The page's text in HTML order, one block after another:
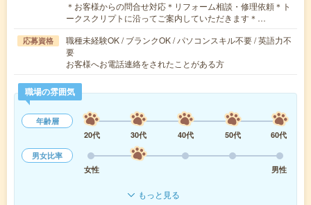
＊お客様からの問合せ対応＊リフォーム相談・修理依頼＊ト
ークスクリプトに沿ってご案内していただきます＊…
応募資格
職種未経験OK / ブランクOK / パソコンスキル不要 / 英語力不
要
お客様へお電話連絡をされたことがある方
職場の雰囲気
年齢層
20代
30代 40代 50代
60代
男女比率
女性
男性
もっと見る